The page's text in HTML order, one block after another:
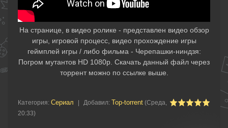
На странице, в видео ролике - представлен видео обзор
игры, игровой процесс, видео прохождение игры
геймплей игры / либо фильма - Черепашки-ниндзя:
Погром мутантов HD 1080p. Скачать данный файл через
торрент можно по ссылке выше.
Категория: Сериал Добавил: Top-torrent (Среда,
20:33)